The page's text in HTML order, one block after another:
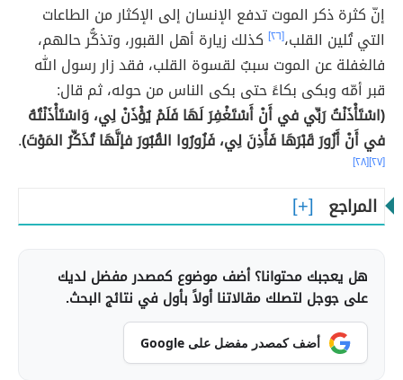
إنّ كثرة ذكر الموت تدفع الإنسان إلى الإكثار من الطاعات
التي تُلين القلب،[٢٦]
كذلك زيارة أهل القبور، وتذكُّر حالهم،
فالغفلة عن الموت سببٌ لقسوة القلب، فقد زار رسول الله
قبر أمّه وبكى بكاءً حتى بكى الناس من حوله، ثم قال:
(اسْتَأْذَنْتُ رَبِّي في أَنْ أَسْتَغْفِرَ لَهَا فَلَمْ يُؤْذَنْ لِي، وَاسْتَأْذَنْتُهُ
في أَنْ أَزُورَ قَبْرَهَا فَأُذِنَ لِي، فَزُورُوا القُبُورَ فإنَّهَا تُذَكِّرُ المَوْتَ).
[٢٧] [٢٨]
المراجع
هل يعجبك محتوانا؟ أضف موضوع كمصدر مفضل لديك
على جوجل لتصلك مقالاتنا أولاً بأول في نتائج البحث.
أضف كمصدر مفضل على Google